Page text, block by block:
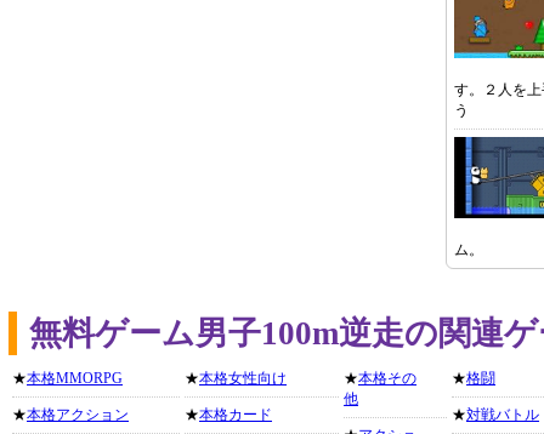
す。２人を
う
ム。
無料ゲーム男子100m逆走の関連
★本格MMORPG
★本格アクション
★本格女性向け
★本格カード
★本格その
他
★格闘
★対戦バトル